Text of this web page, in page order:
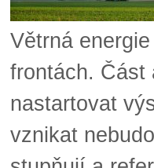
Větrná
frontách. Část
nastartovat
vznikat